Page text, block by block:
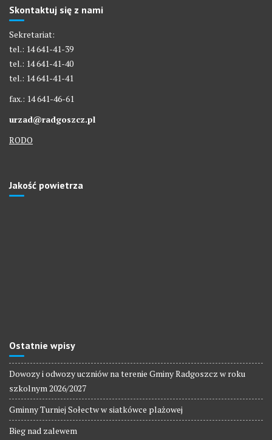
Skontaktuj się z nami
Sekretariat:
tel.: 14 641-41-39
tel.: 14 641-41-40
tel.: 14 641-41-41
fax.: 14 641-46-61
urzad@radgoszcz.pl
RODO
Jakość powietrza
Ostatnie wpisy
Dowozy i odwozy uczniów na terenie Gminy Radgoszcz w roku
szkolnym 2026/2027
Gminny Turniej Sołectw w siatkówce plażowej
Bieg nad zalewem